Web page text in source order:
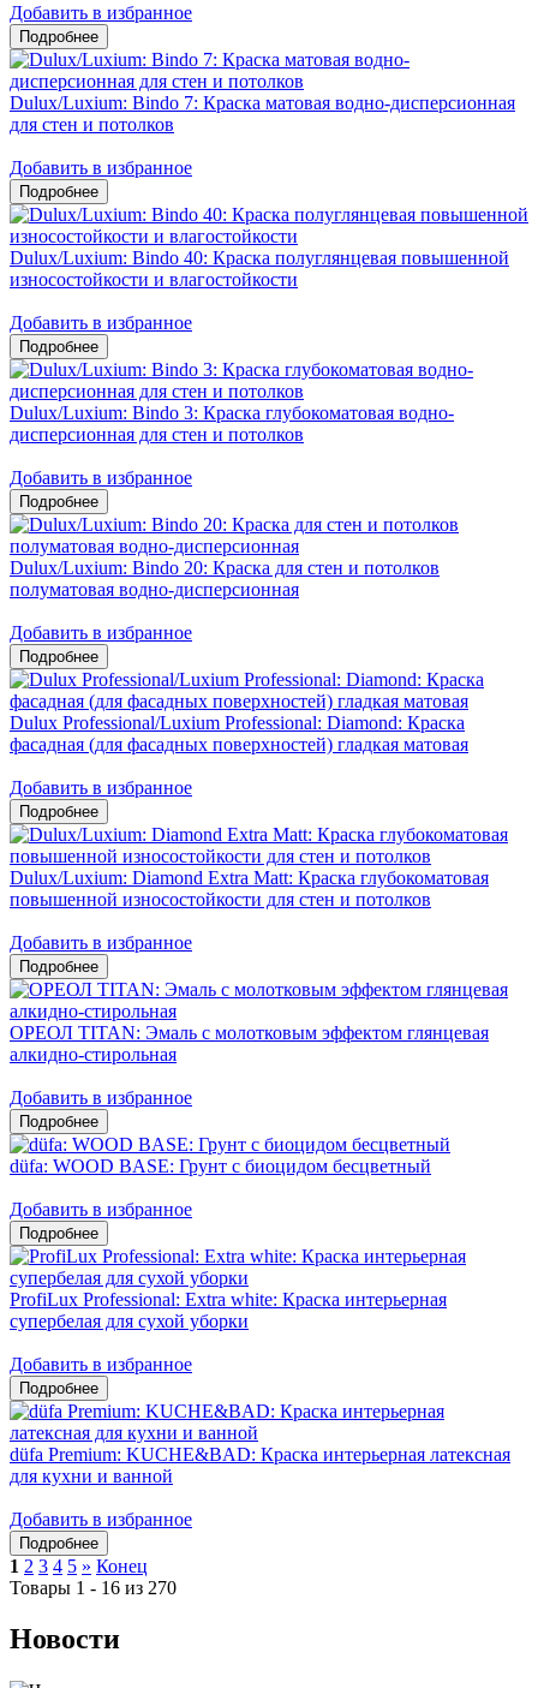
Добавить в избранное
Dulux/Luxium: Bindo 7: Краска матовая водно-дисперсионная
для стен и потолков
Добавить в избранное
Dulux/Luxium: Bindo 40: Краска полуглянцевая повышенной
износостойкости и влагостойкости
Добавить в избранное
Dulux/Luxium: Bindo 3: Краска глубокоматовая водно-
дисперсионная для стен и потолков
Добавить в избранное
Dulux/Luxium: Bindo 20: Краска для стен и потолков
полуматовая водно-дисперсионная
Добавить в избранное
Dulux Professional/Luxium Professional: Diamond: Краска
фасадная (для фасадных поверхностей) гладкая матовая
Добавить в избранное
Dulux/Luxium: Diamond Extra Matt: Краска глубокоматовая
повышенной износостойкости для стен и потолков
Добавить в избранное
ОРЕОЛ TITAN: Эмаль с молотковым эффектом глянцевая
алкидно-стирольная
Добавить в избранное
düfa: WOOD BASE: Грунт с биоцидом бесцветный
Добавить в избранное
ProfiLux Professional: Extra white: Краска интерьерная
супербелая для сухой уборки
Добавить в избранное
düfa Premium: KUCHE&BAD: Краска интерьерная латексная
для кухни и ванной
Добавить в избранное
1 2 3 4 5 » Конец
Товары 1 - 16 из 270
Новости